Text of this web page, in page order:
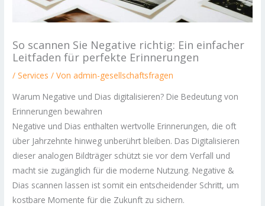
So scannen Sie Negative richtig: Ein einfacher
Leitfaden für perfekte Erinnerungen
/Services / Von admin-gesellschaftsfragen
Warum Negative und Dias digitalisieren? Die Bedeutung von
Erinnerungen bewahren
Negative und Dias enthalten wertvolle Erinnerungen, die oft
über Jahrzehnte hinweg unberührt bleiben. Das Digitalisieren
dieser analogen Bildträger schützt sie vor dem Verfall und
macht sie zugänglich für die moderne Nutzung. Negative &
Dias scannen lassen ist somit ein entscheidender Schritt, um
kostbare Momente für die Zukunft zu sichern.